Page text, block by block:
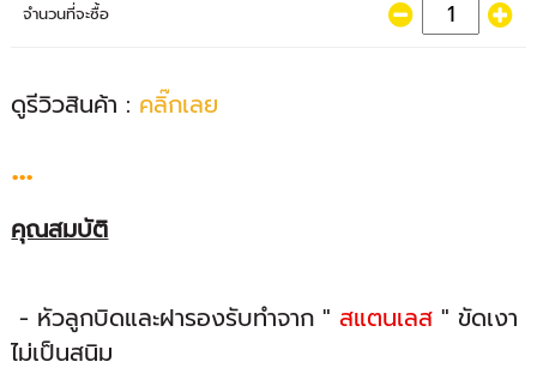
จำนวนที่จะซื้อ
ดูรีวิวสินค้า : คลิ๊กเลย
...
คุณสมบัติ
- หัวลูกบิดและฝารองรับทำจาก "สแตนเลส " ขัดเงา
ไม่เป็นสนิม